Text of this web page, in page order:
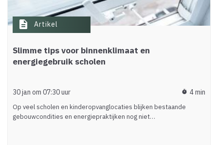
description Artikel
Slimme tips voor binnenklimaat en
energiegebruik scholen
30 jan om 07:30 uur timer 4 min
Op veel scholen en kinderopvanglocaties blijken bestaande
gebouwcondities en energiepraktijken nog niet…